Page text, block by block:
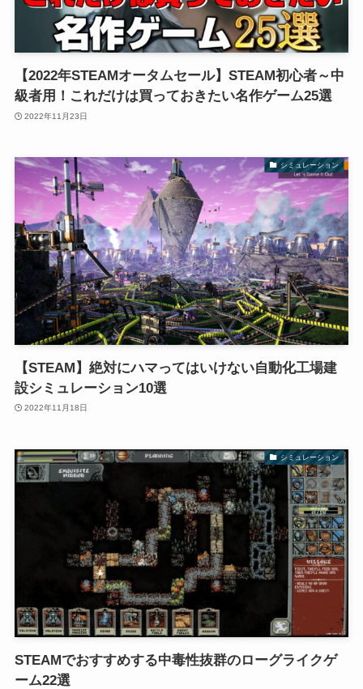
【2022年STEAMオータムセール】STEAM初心者～中
級者用！これだけは買っておきたい名作ゲーム25選
2022年11月23日
シミュレーション
【STEAM】絶対にハマってはいけない自動化工場建
設シミュレーション10選
2022年11月18日
シミュレーション
STEAMでおすすめする中毒性抜群のローグライクゲ
ーム22選